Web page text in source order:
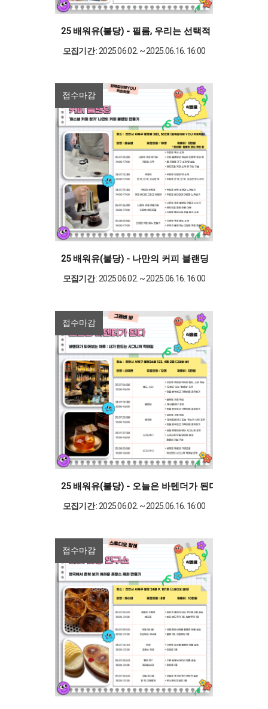
25 배워유(불당) - 필름, 우리는 선택적 아날로그를
모집기간: 2025.06.02. ~ 2025.06.16. 16:00
25 배워유(불당) - 나만의 커피 블랜딩
모집기간: 2025.06.02. ~ 2025.06.16. 16:00
접수마감
25 배워유(불당) - 오늘은 바텐더가 된다
모집기간: 2025.06.02. ~ 2025.06.16. 16:00
접수마감
접수마감